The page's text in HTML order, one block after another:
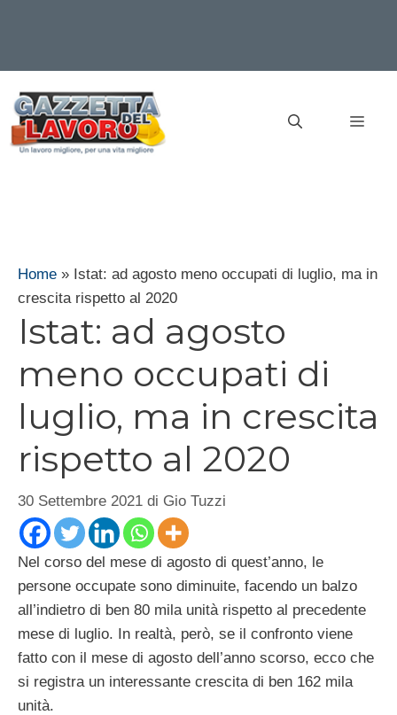
contenuto
Home » Istat: ad agosto meno occupati di luglio, ma in
crescita rispetto al 2020
Istat: ad agosto
meno occupati di
luglio, ma in crescita
rispetto al 2020
30 Settembre 2021 di Gio Tuzzi
Nel corso del mese di agosto di quest’anno, le
persone occupate sono diminuite, facendo un balzo
all’indietro di ben 80 mila unità rispetto al precedente
mese di luglio. In realtà, però, se il confronto viene
fatto con il mese di agosto dell’anno scorso, ecco che
si registra un interessante crescita di ben 162 mila
unità.